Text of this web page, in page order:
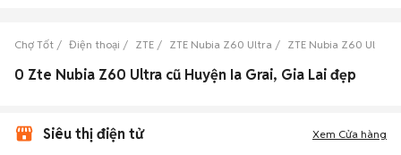
Chợ Tốt Điện thoại ZTE ZTE Nubia Z60 Ultra ZTE Nubia Z60 Ultra
0 Zte Nubia Z60 Ultra cũ Huyện Ia Grai, Gia Lai đẹp
Siêu thị điện tử Xem Cửa hàng